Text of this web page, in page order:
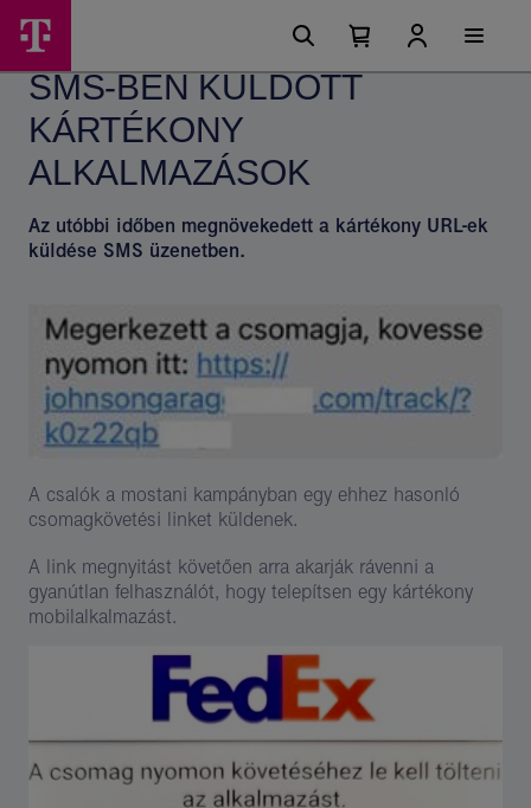
SMS-
ben
küldött
kártékony
alkalmazások
Magyar
csoport
Főmenü
lehetőségek
Kosárban
elemek
száma
Kosár
SMS-BEN KÜLDÖTT
KÁRTÉKONY
ALKALMAZÁSOK
Az utóbbi időben megnövekedett a kártékony URL-ek
küldése SMS üzenetben.
A csalók a mostani kampányban egy ehhez hasonló
csomagkövetési linket küldenek.
A link megnyitást követően arra akarják rávenni a
gyanútlan felhasználót, hogy telepítsen egy kártékony
mobilalkalmazást.